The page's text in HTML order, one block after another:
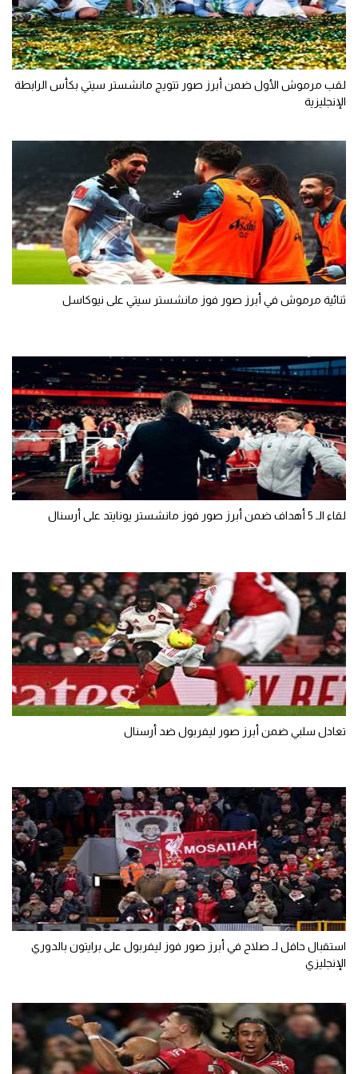
تحليل في الجول
حكايات في الجول
كويز في الجول
لقب مرموش الأول ضمن أبرز صور تتويج مانشستر سيتي بكأس الرابطة
الإنجليزية
ثنائية مرموش في أبرز صور فوز مانشستر سيتي على نيوكاسل
لقاء الـ 5 أهداف ضمن أبرز صور فوز مانشستر يونايتد على أرسنال
تعادل سلبي ضمن أبرز صور ليفربول ضد أرسنال
استقبال حافل لـ صلاح في أبرز صور فوز ليفربول على برايتون بالدوري
الإنجليزي